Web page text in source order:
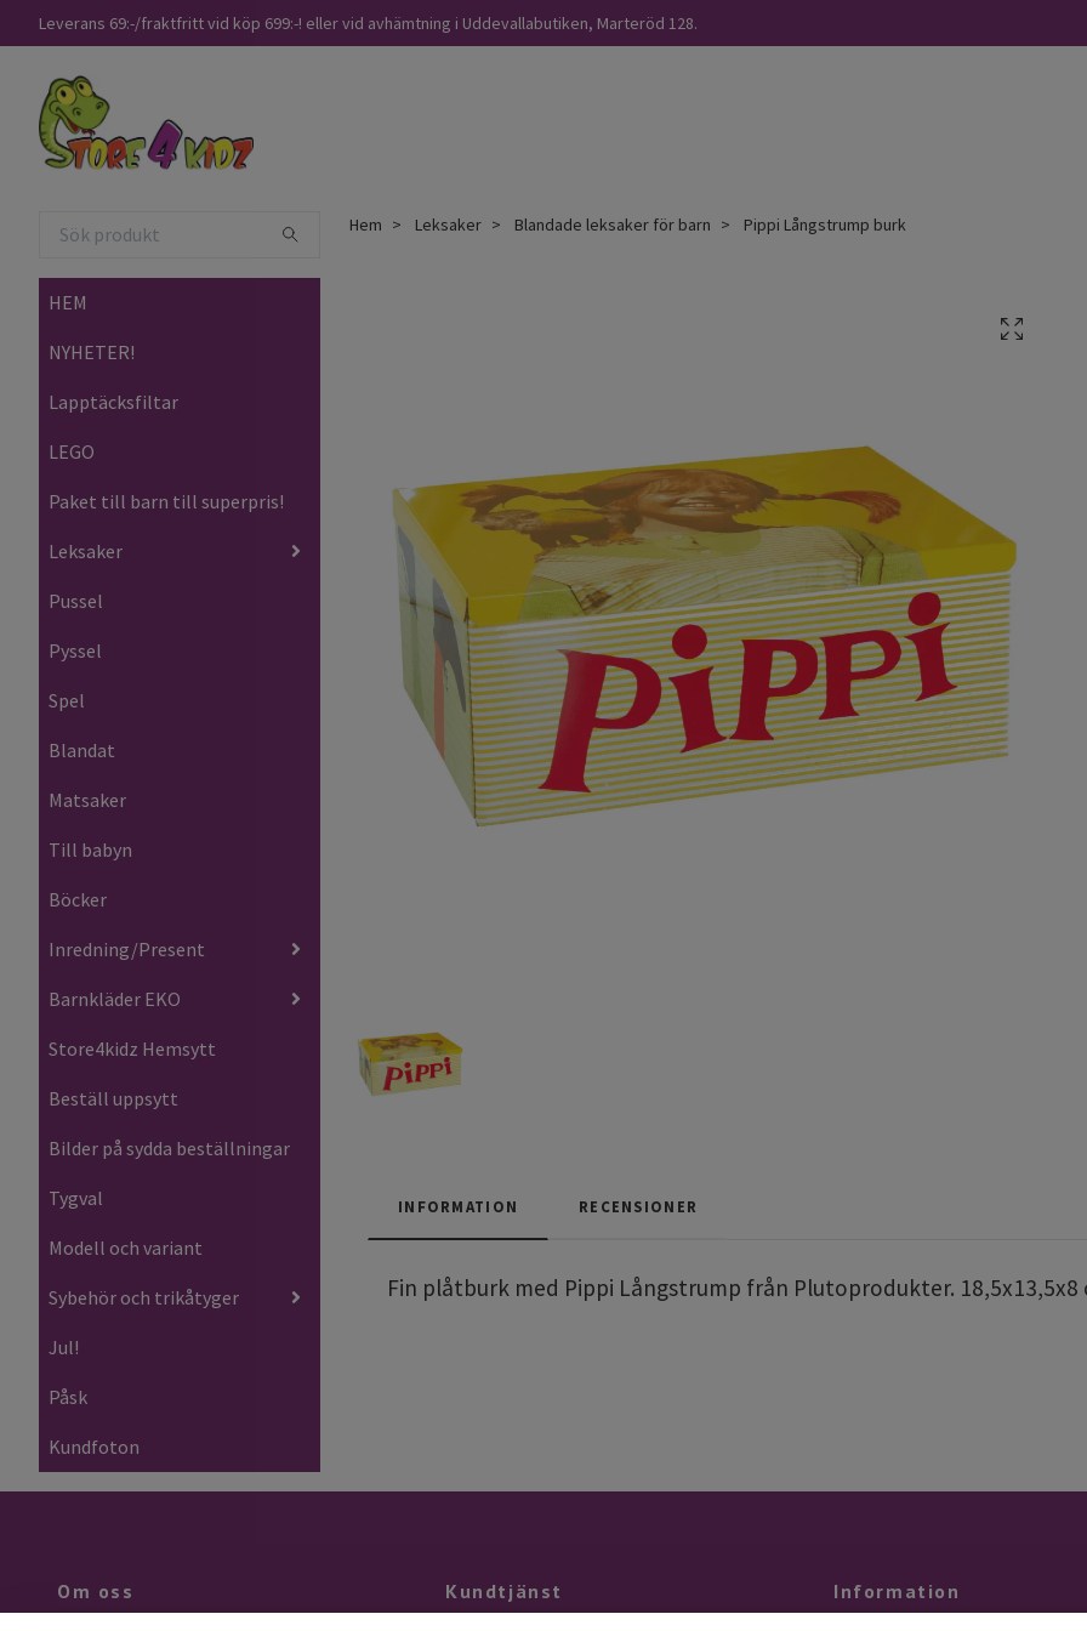
Leverans 69:-/fraktfritt vid köp 699:-! eller vid avhämtning i Uddevallabutiken, Marteröd 128.
HEM
NYHETER!
Lapptäcksfiltar
LEGO
Paket till barn till superpris!
Leksaker
Pussel
Pyssel
Spel
Blandat
Matsaker
Till babyn
Böcker
Inredning/Present
Barnkläder EKO
Store4kidz Hemsytt
Beställ uppsytt
Bilder på sydda beställningar
Tygval
Modell och variant
Sybehör och trikåtyger
Jul!
Påsk
Kundfoton
Hem Leksaker Blandade leksaker för barn Pippi Långstrump burk
INFORMATION RECENSIONER
Fin plåtburk med Pippi Långstrump från Plutoprodukter. 18,5x13,5x8
Om oss Kundtjänst Information